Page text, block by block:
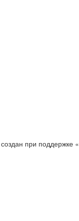
при поддержке «